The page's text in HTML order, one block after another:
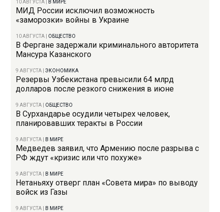
10 АВГУСТА В МИРЕ
МИД России исключил возможность
«заморозки» войны в Украине
10 АВГУСТА ОБЩЕСТВО
В Фергане задержали криминального авторитета
Мансура Казанского
9 АВГУСТА |ЭКОНОМИКА
Резервы Узбекистана превысили 64 млрд
долларов после резкого снижения в июне
9 АВГУСТА ОБЩЕСТВО
В Сурхандарье осудили четырех человек,
планировавших теракты в России
9 АВГУСТА В МИРЕ
Медведев заявил, что Армению после разрыва с
РФ ждут «кризис или что похуже»
9 АВГУСТА В МИРЕ
Нетаньяху отверг план «Совета мира» по выводу
войск из Газы
9 АВГУСТА В МИРЕ